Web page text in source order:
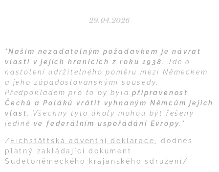
29.04.2026
"Našim nezadatelným požadavkem je návrat
vlasti v jejích hranicích z roku 1938. Jde o
nastolení udržitelného poměru mezi Německem
a jeho západoslovanskými sousedy.
Předpokladem pro to by bylapřipravenost
Čechů a Poláků vrátit vyhnaným Němcům jejich
vlast. Všechny tyto úkoly mohou být řešeny
jedině ve federálním uspořádání Evropy."
/ Eichstättská adventní deklarace
, dodnes
platný zakládající dokument
Sudetoněmeckého krajanského sdružení/